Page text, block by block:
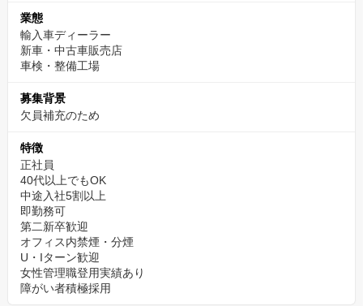
業態
輸入車ディーラー
新車・中古車販売店
車検・整備工場
募集背景
欠員補充のため
特徴
正社員
40代以上でもOK
中途入社5割以上
即勤務可
第二新卒歓迎
オフィス内禁煙・分煙
U・Iターン歓迎
女性管理職登用実績あり
障がい者積極採用